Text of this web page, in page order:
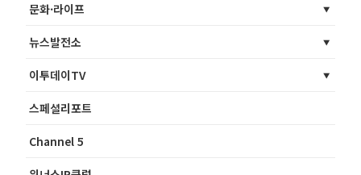
문화·라이프
뉴스발전소
이투데이TV
스페셜리포트
Channel 5